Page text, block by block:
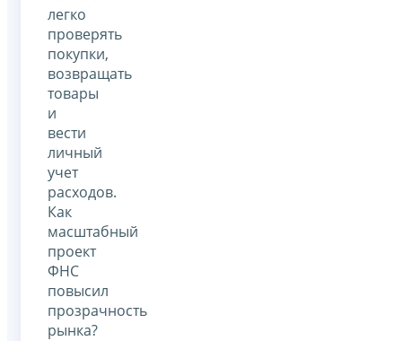
легко
проверять
покупки,
возвращать
товары
и
вести
личный
учет
расходов.
Как
масштабный
проект
ФНС
повысил
прозрачность
рынка?